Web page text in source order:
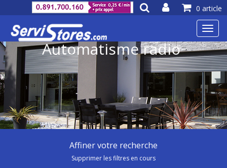
0 article
Automatisme radio
Affiner votre recherche
Supprimer les filtres en cours